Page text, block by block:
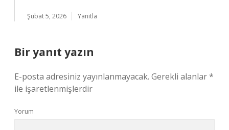
Şubat 5, 2026 Yanıtla
Bir yanıt yazın
E-posta adresiniz yayınlanmayacak. Gerekli alanlar*
ile işaretlenmişlerdir
Yorum